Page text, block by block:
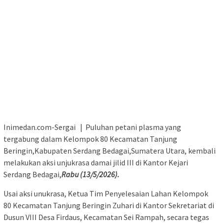
Inimedan.com-Sergai | Puluhan petani plasma yang
tergabung dalam Kelompok 80 Kecamatan Tanjung
Beringin,Kabupaten Serdang Bedagai,Sumatera Utara, kembali
melakukan aksi unjukrasa damai jilid III di Kantor Kejari
Serdang Bedagai,Rabu (13/5/2026).
Usai aksi unukrasa, Ketua Tim Penyelesaian Lahan Kelompok
80 Kecamatan Tanjung Beringin Zuhari di Kantor Sekretariat di
Dusun VIII Desa Firdaus, Kecamatan Sei Rampah, secara tegas